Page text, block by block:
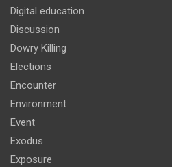
Digital education
Discussion
Dowry Killing
Elections
Encounter
Environment
Event
Exodus
Exposure